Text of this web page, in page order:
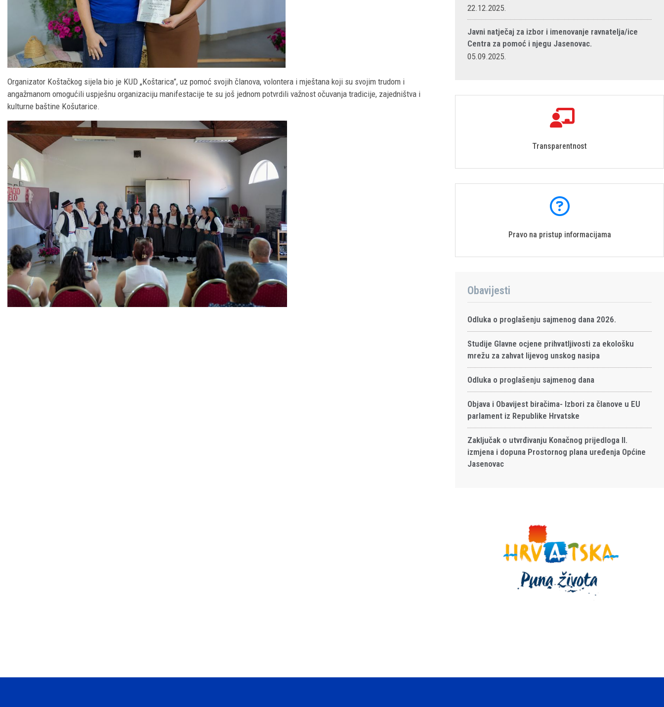
Organizator Koštačkog sijela bio je KUD „Koštarica”, uz pomoć svojih članova, volontera i mještana koji su svojim trudom i
angažmanom omogućili uspješnu organizaciju manifestacije te su još jednom potvrdili važnost očuvanja tradicije, zajedništva i
kulturne baštine Košutarice.
22.12.2025.
Javni natječaj za izbor i imenovanje ravnatelja/ice
Centra za pomoć i njegu Jasenovac.
05.09.2025.
Transparentnost
Pravo na pristup informacijama
Obavijesti
Odluka o proglašenju sajmenog dana 2026.
Studije Glavne ocjene prihvatljivosti za ekološku
mrežu za zahvat lijevog unskog nasipa
Odluka o proglašenju sajmenog dana
Objava i Obavijest biračima- Izbori za članove u EU
parlament iz Republike Hrvatske
Zaključak o utvrđivanju Konačnog prijedloga II.
izmjena i dopuna Prostornog plana uređenja Općine
Jasenovac